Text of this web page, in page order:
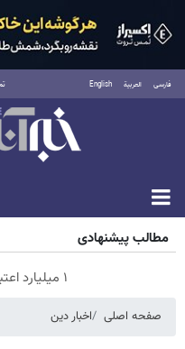
فارسی العربية English
شنبه ۱۷ مرداد ۱۴۰۵
مطالب پیشنهادی
۱ میلیارد اعتبار خرید طلا | بدون ضامن و چک
صفحه اصلی اخبار دین